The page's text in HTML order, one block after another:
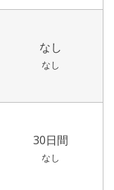
なし
なし
30日間
なし